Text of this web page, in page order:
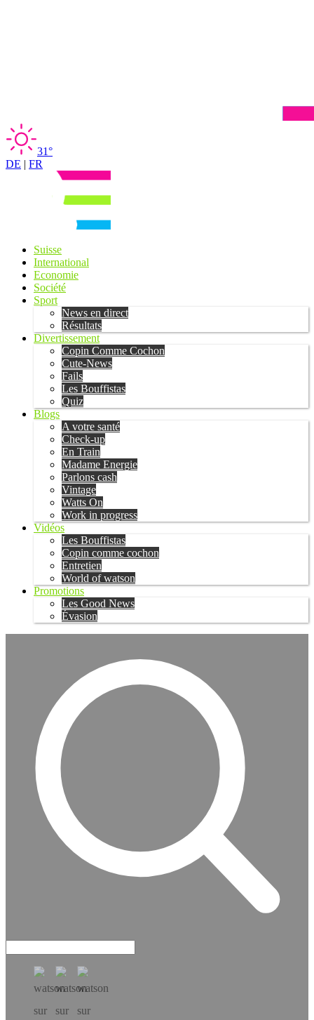
31°
DE | FR
Suisse
International
Economie
Société
Sport
News en direct
Résultats
Divertissement
Copin Comme Cochon
Cute-News
Fails
Les Bouffistas
Quiz
Blogs
A votre santé
Check-up
En Train
Madame Energie
Parlons cash
Vintage
Watts On
Work in progress
Vidéos
Les Bouffistas
Copin comme cochon
Entretien
World of watson
Promotions
Les Good News
Évasion